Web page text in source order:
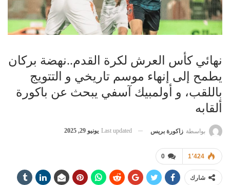
نهائي كأس العرش لكرة القدم..نهضة بركان
يطمح إلى إنهاء موسم تاريخي و التتويج
باللقب، و أولمبيك آسفي يبحث عن باكورة
ألقابه
بواسطة زاكورة بريس Last updated يونيو 29, 2025
0 1٬424
شارك